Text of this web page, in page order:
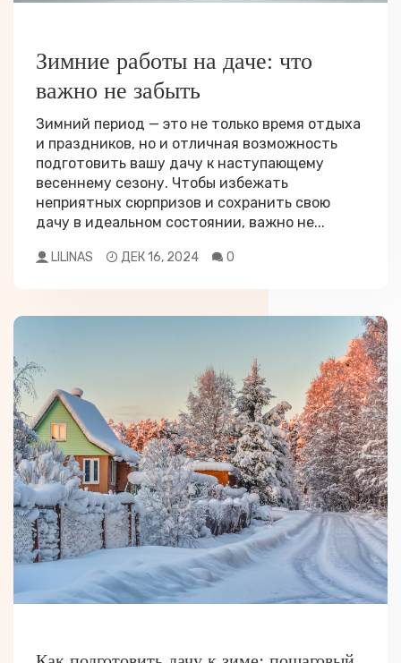
Зимние работы на даче: что
важно не забыть
Зимний период — это не только время отдыха
и праздников, но и отличная возможность
подготовить вашу дачу к наступающему
весеннему сезону. Чтобы избежать
неприятных сюрпризов и сохранить свою
дачу в идеальном состоянии, важно не...
LILINAS ДЕК 16, 2024 0